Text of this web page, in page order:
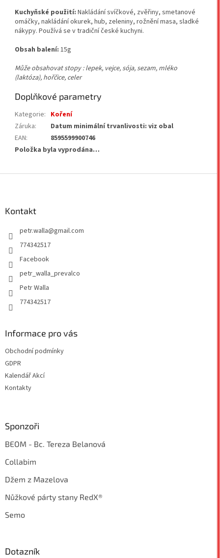
Kuchyňské použití: Nakládání svíčkové, zvěřiny, smetanové
omáčky, nakládání okurek, hub, zeleniny, rožnění masa, sladké
nákypy. Používá se v tradiční české kuchyni.
Obsah balení: 15g
Může obsahovat stopy : lepek, vejce, sója, sezam, mléko
(laktóza), hořčice, celer
Doplňkové parametry
Kategorie: Koření
Záruka:
Datum minimální trvanlivosti: viz obal
EAN:
8595599900746
Položka byla vyprodána…
Kontakt
petr.walla@gmail.com
774342517
Facebook
petr_walla_prevalco
Petr Walla
774342517
Informace pro vás
Obchodní podmínky
GDPR
Kalendář Akcí
Kontakty
Sponzoři
BEOM - Bc. Tereza Belanová
Collabim
Džem z Mazelova
Nůžkové párty stany RedX®
Semo
Dotazník